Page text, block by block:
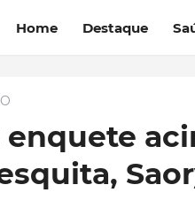
Home Destaque
enquete